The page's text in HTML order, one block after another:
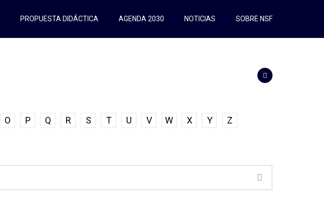
PROPUESTA DIDÁCTICA AGENDA 2030 NOTICIAS SOBRE NSF
O P Q R S T U V W X Y Z